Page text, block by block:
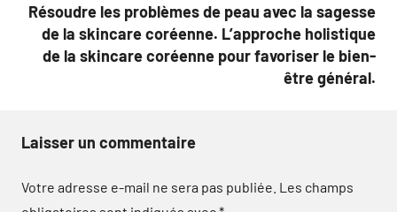
Résoudre les problèmes de peau avec la sagesse
de la skincare coréenne. L’approche holistique
de la skincare coréenne pour favoriser le bien-
être général.
Laisser un commentaire
Votre adresse e-mail ne sera pas publiée. Les champs